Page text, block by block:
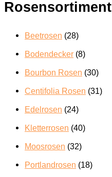
Rosensortiment
Beetrosen (28)
Bodendecker (8)
Bourbon Rosen (30)
Centifolia Rosen (31)
Edelrosen (24)
Kletterrosen (40)
Moosrosen (32)
Portlandrosen (18)